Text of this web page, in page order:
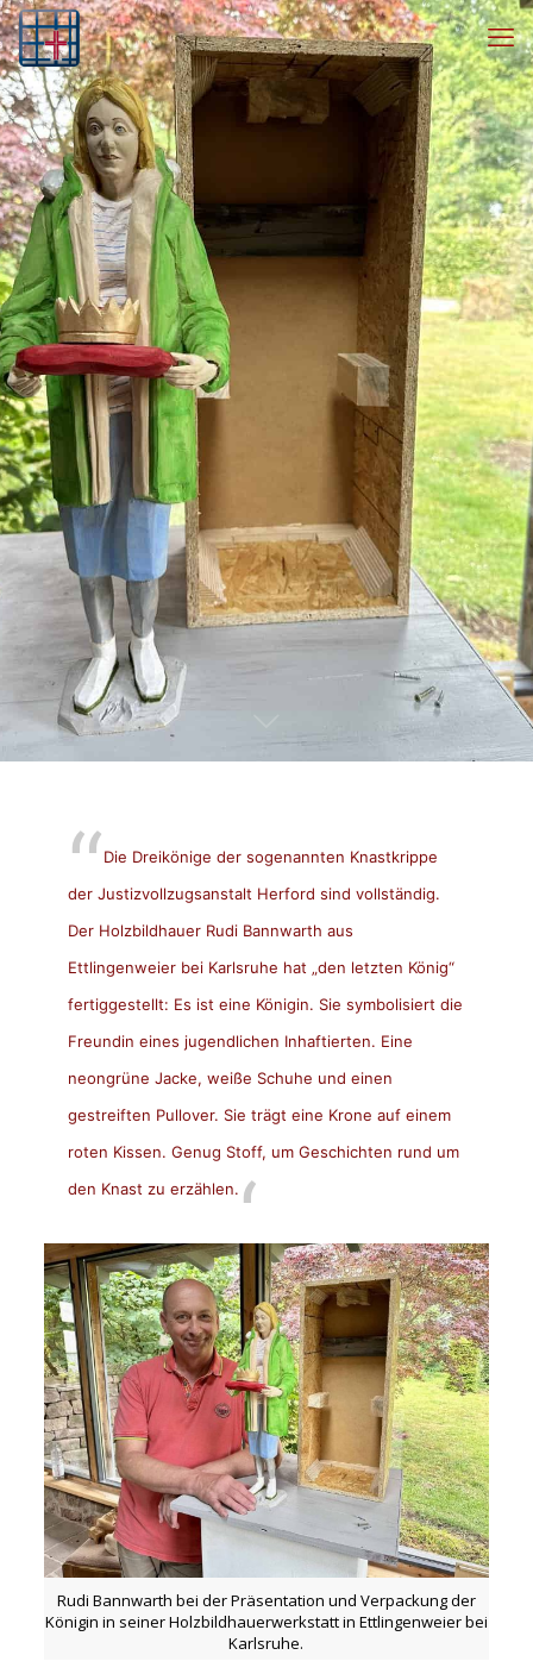
Die Dreikönige der sogenannten Knastkrippe
der Justizvollzugsanstalt Herford sind vollständig.
Der Holzbildhauer Rudi Bannwarth aus
Ettlingenweier bei Karlsruhe hat „den letzten König“
fertiggestellt: Es ist eine Königin. Sie symbolisiert die
Freundin eines jugendlichen Inhaftierten. Eine
neongrüne Jacke, weiße Schuhe und einen
gestreiften Pullover. Sie trägt eine Krone auf einem
roten Kissen. Genug Stoff, um Geschichten rund um
den Knast zu erzählen.
Rudi Bannwarth bei der Präsentation und Verpackung der
Königin in seiner Holzbildhauerwerkstatt in Ettlingenweier bei
Karlsruhe.